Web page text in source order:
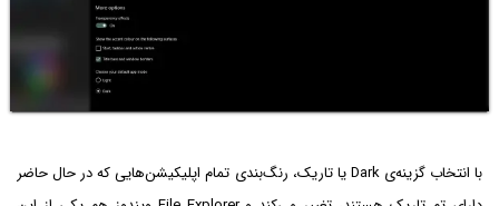
با انتخاب گزینه‌ی Dark یا تاریک، رنگ‌بندی تمام اپلیکیشن‌هایی که در حال حاضر